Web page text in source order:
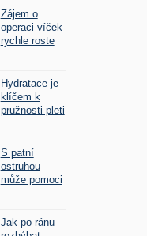
Zájem o
operaci víček
rychle roste
Hydratace je
klíčem k
pružnosti pleti
S patní
ostruhou
může pomoci
Jak po ránu